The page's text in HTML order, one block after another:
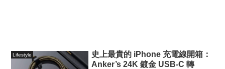
Lifestyle
史上最貴的 iPhone 充電線開箱：
Anker’s 24K 鍍金 USB-C 轉